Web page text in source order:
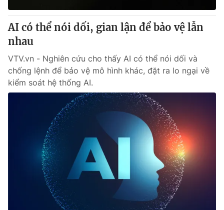
VTV4 Vươn mình bằng AI
Liên hệ tòa soạn
THỜI BÁO VTV
Theo dõi báo trên
Cơ quan chủ quản:
Đài Truyền hình Việt Nam
Cơ quan báo chí:Thời báo VTV
AI có thể nói dối, gian lận để bảo vệ lẫn
nhau
VTV.vn - Nghiên cứu cho thấy AI có thể nói dối và
chống lệnh để bảo vệ mô hình khác, đặt ra lo ngại về
kiểm soát hệ thống AI.